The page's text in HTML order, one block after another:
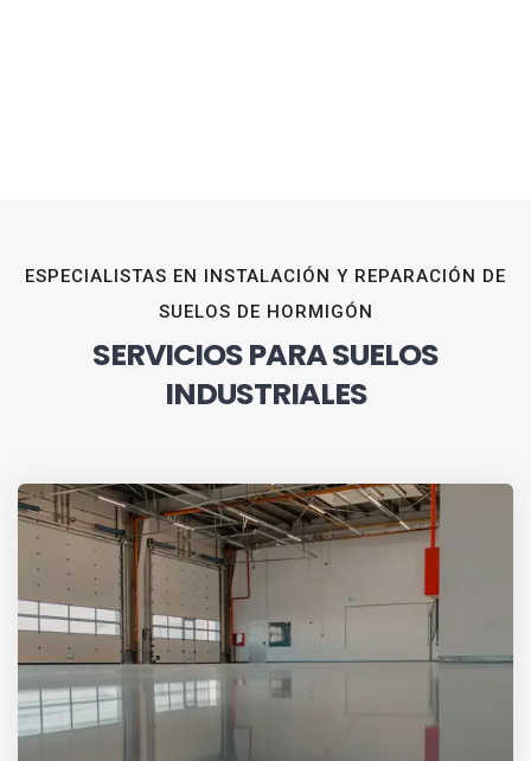
ESPECIALISTAS EN INSTALACIÓN Y REPARACIÓN DE
SUELOS DE HORMIGÓN
SERVICIOS PARA SUELOS
INDUSTRIALES